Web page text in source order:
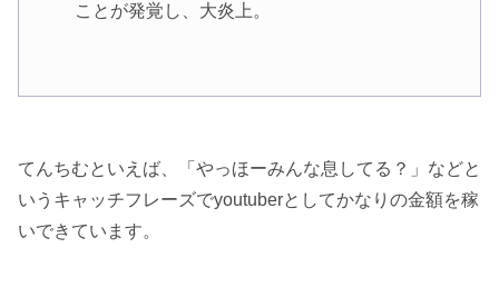
ことが発覚し、大炎上。
てんちむといえば、「やっほーみんな息してる？」などと
いうキャッチフレーズでyoutuberとしてかなりの金額を稼
いできています。